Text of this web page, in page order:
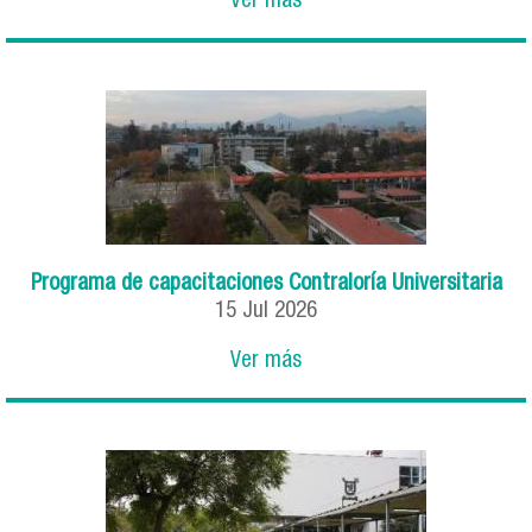
Programa de capacitaciones Contraloría Universitaria
15 Jul 2026
Ver más